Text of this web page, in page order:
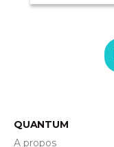
QUANTUM
A propos